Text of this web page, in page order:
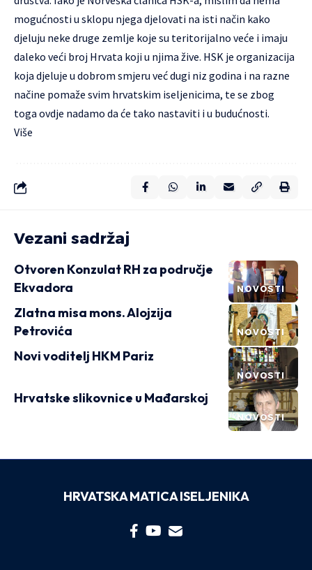
mogućnosti u sklopu njega djelovati na isti način kako
djeluju neke druge zemlje koje su teritorijalno veće i imaju
daleko veći broj Hrvata koji u njima žive. HSK je organizacija
koja djeluje u dobrom smjeru već dugi niz godina i na razne
načine pomaže svim hrvatskim iseljenicima, te se zbog
toga ovdje nadamo da će tako nastaviti i u budućnosti.
Više
Vezani sadržaj
NOVOSTI
Otvoren Konzulat RH za područje
Ekvadora
NOVOSTI
Zlatna misa mons. Alojzija
Petrovića
NOVOSTI
Novi voditelj HKM Pariz
NOVOSTI
Hrvatske slikovnice u Mađarskoj
HRVATSKA MATICA ISELJENIKA